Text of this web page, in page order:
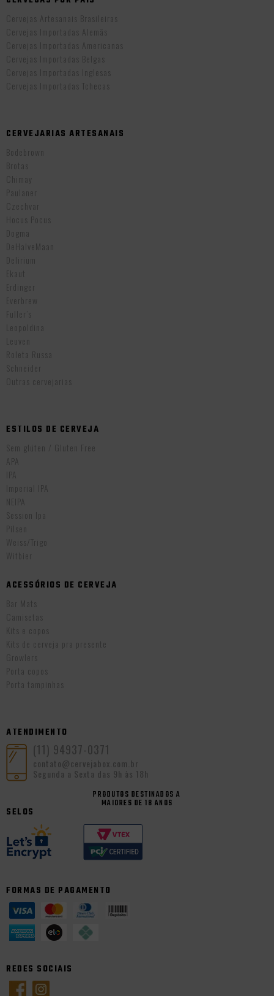
Cervejas Artesanais Brasileiras
Cervejas Importadas Alemãs
Cervejas Importadas Americanas
Cervejas Importadas Belgas
Cervejas Importadas Inglesas
Cervejas Importadas Tchecas
CERVEJARIAS ARTESANAIS
Bodebrown
Brotas
Chimay
Paulaner
Czechvar
Hocus Pocus
Dogma
DeHalveMaan
Delirium
Ekaut
Erdinger
Everbrew
Fuller’s
Leopoldina
Leuven
Roleta Russa
Schneider
Outras cervejarias
ESTILOS DE CERVEJA
Sem glúten / Gluten Free
APA
IPA
Imperial IPA
NEIPA
Session Ipa
Pilsen
Weiss/Trigo
Witbier
ACESSÓRIOS DE CERVEJA
Bar Mats
Camisetas
Kits e copos
Kits de cerveja pra presente
Growlers
Porta copos
Porta tampinhas
ATENDIMENTO
(11) 94937-0371
contato@cervejabox.com.br
Segunda a Sexta das 9h às 18h
PRODUTOS DESTINADOS A
MAIORES DE 18 ANOS
SELOS
FORMAS DE PAGAMENTO
REDES SOCIAIS